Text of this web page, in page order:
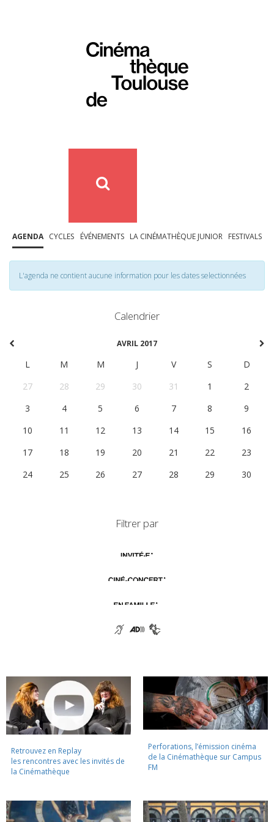
AGENDA CYCLES ÉVÉNEMENTS LA CINÉMATHÈQUE JUNIOR FESTIVALS
L'agenda ne contient aucune information pour les dates selectionnées
Calendrier
AVRIL 2017
L M M J V S
D
27
28 29 30 31 1
2
3
4 5 6 7 8
9
10
11 12 13 14 15
16
17
18 19 20 21 22
23
24
25 26 27 28 29 30
Filtrer par
Retrouvez en Replay
les rencontres avec les invités de
la Cinémathèque
Perforations, l’émission cinéma
de la Cinémathèque sur Campus
FM